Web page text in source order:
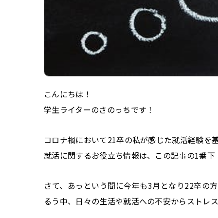
こんにちは！
学生ライターのさのっちです！
コロナ禍において21卒の私が感じた就活経験を
就活に関するお役立ち情報は、この記事の1番下
さて、あっという間に今年も3月となり22卒の
るう中、日々の生活や就活への不安からストレ